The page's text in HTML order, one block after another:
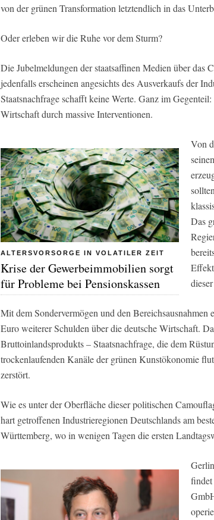
von der grünen Transformation letztendlich in das
Oder erleben wir die Ruhe vor dem Sturm?
Die Jubelmeldungen der staatsaffinen Medien über das
jedenfalls erscheinen angesichts des Ausverkaufs der
Staatsnachfrage schafft keine Werte. Ganz im
Wirtschaft durch massive Interventionen.
ALTERSVORSORGE IN VOLATILER ZEIT
Krise der Gewerbeimmobilien sorgt
für Probleme bei Pensionskassen
Von
Das
Mit dem Sondervermögen und den
Euro weiterer Schulden über die deutsche Wirtschaft.
Bruttoinlandsprodukts – Staatsnachfrage, die dem
trockenlaufenden Kanäle der grünen Kunstökonomie
zerstört.
Wie es unter der Oberfläche dieser politischen
hart getroffenen Industrieregionen Deutschlands am
Württemberg, wo in wenigen Tagen die ersten
findet